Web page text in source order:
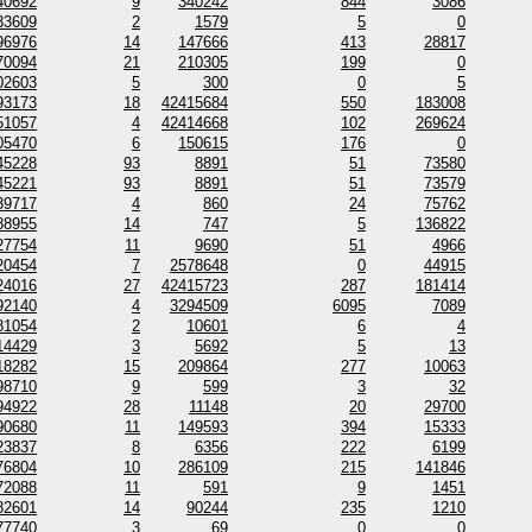
2 1579 5
0
14 147666 413
28817
21 210305 199
0
5 300 0
5
18 42415684 550
183008
4 42414668 102
269624
6 150615 176
0
93 8891 51
73580
93 8891 51
73579
4 860 24
75762
14 747 5
136822
11 9690 51
4966
7 2578648 0
44915
27 42415723 287
181414
4 3294509 6095
7089
2 10601 6
4
3 5692 5
13
15 209864 277
10063
9 599 3
32
28 11148 20
29700
11 149593 394
15333
8 6356 222
6199
10 286109 215
141846
11 591 9
1451
14 90244 235
1210
3 69 0 0